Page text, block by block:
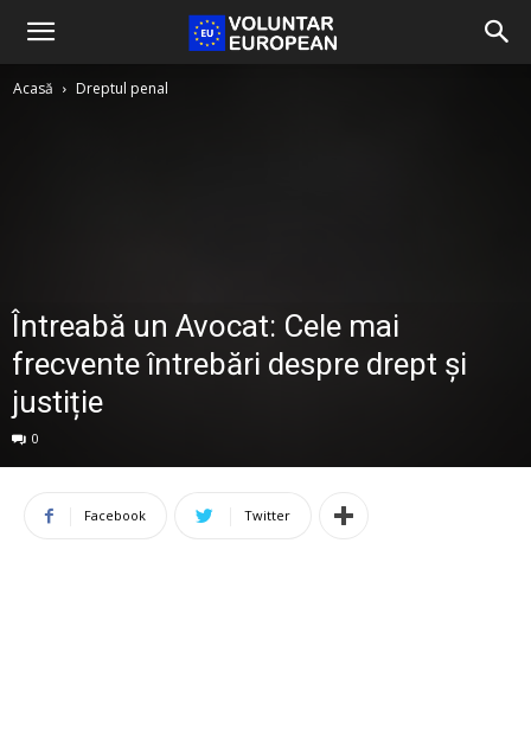
Acasă Dreptul penal
Întreabă un Avocat: Cele mai
frecvente întrebări despre drept și
justiție
0
Facebook Twitter